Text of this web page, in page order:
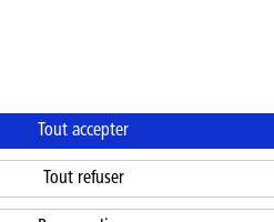
Tout accepter
Tout refuser